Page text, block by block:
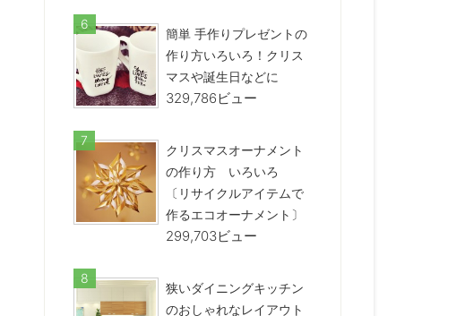
簡単 手作りプレゼントの
作り方いろいろ！クリス
マスや誕生日などに
329,786ビュー
クリスマスオーナメント
の作り方 いろいろ
〔リサイクルアイテムで
作るエコオーナメント〕
299,703ビュー
狭いダイニングキッチン
のおしゃれなレイアウト